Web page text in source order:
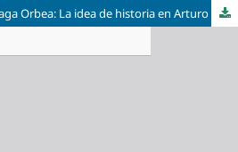
Reseña de: Juan Madariaga Orbea: La idea de historia en Arturo Campión. Donostia, Eusko Ikaskuntza, 2011, 295 pp.